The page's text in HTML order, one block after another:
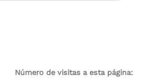
Número de visitas a esta página: